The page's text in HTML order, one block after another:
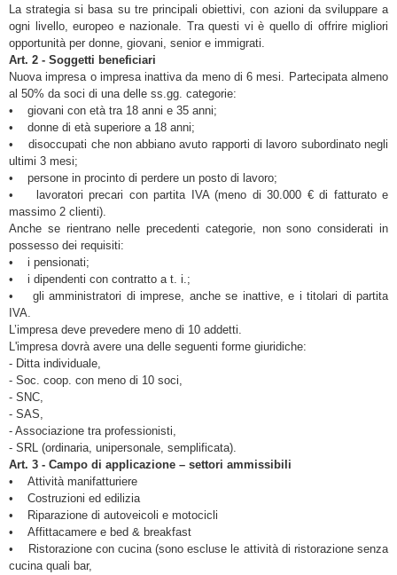
La strategia si basa su tre principali obiettivi, con azioni da sviluppare a
ogni livello, europeo e nazionale. Tra questi vi è quello di offrire migliori
opportunità per donne, giovani, senior e immigrati.
Art. 2 - Soggetti beneficiari
Nuova impresa o impresa inattiva da meno di 6 mesi. Partecipata almeno
al 50% da soci di una delle ss.gg. categorie:
• giovani con età tra 18 anni e 35 anni;
• donne di età superiore a 18 anni;
• disoccupati che non abbiano avuto rapporti di lavoro subordinato negli
ultimi 3 mesi;
• persone in procinto di perdere un posto di lavoro;
• lavoratori precari con partita IVA (meno di 30.000 € di fatturato e
massimo 2 clienti).
Anche se rientrano nelle precedenti categorie, non sono considerati in
possesso dei requisiti:
• i pensionati;
• i dipendenti con contratto a t. i.;
• gli amministratori di imprese, anche se inattive, e i titolari di partita
IVA.
L’impresa deve prevedere meno di 10 addetti.
L'impresa dovrà avere una delle seguenti forme giuridiche:
- Ditta individuale,
- Soc. coop. con meno di 10 soci,
- SNC,
- SAS,
- Associazione tra professionisti,
- SRL (ordinaria, unipersonale, semplificata).
Art. 3 - Campo di applicazione – settori ammissibili
• Attività manifatturiere
• Costruzioni ed edilizia
• Riparazione di autoveicoli e motocicli
• Affittacamere e bed & breakfast
• Ristorazione con cucina (sono escluse le attività di ristorazione senza
cucina quali bar,